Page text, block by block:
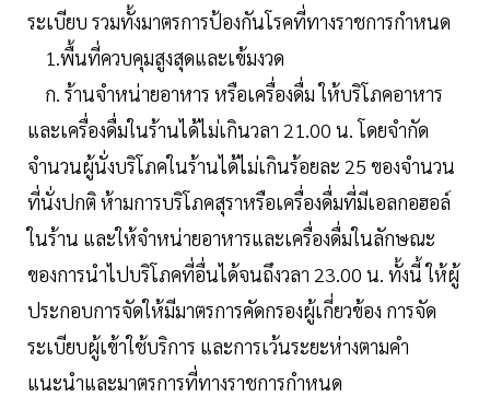
ระเบียบ รวมทั้งมาตรการป้องกันโรคที่ทางราชการกำหนด
1.พื้นที่ควบคุมสูงสุดและเข้มงวด
ก. ร้านจำหน่ายอาหาร หรือเครื่องดื่ม ให้บริโภคอาหาร
และเครื่องดื่มในร้านได้ไม่เกินวลา 21.00 น. โดยจำกัด
จำนวนผู้นั่งบริโภคในร้านได้ไม่เกินร้อยละ 25 ของจำนวน
ที่นั่งปกติ ห้ามการบริโภคสุราหรือเครื่องดื่มที่มีเอลกอฮอล์
ในร้าน และให้จำหน่ายอาหารและเครื่องดื่มในลักษณะ
ของการนำไปบริโภคที่อื่นได้จนถึงวลา 23.00 น. ทั้งนี้ ให้ผู้
ประกอบการจัดให้มีมาตรการคัดกรองผู้เกี่ยวข้อง การจัด
ระเบียบผู้เข้าใช้บริการ และการเว้นระยะห่างตามคำ
แนะนำและมาตรการที่ทางราชการกำหนด